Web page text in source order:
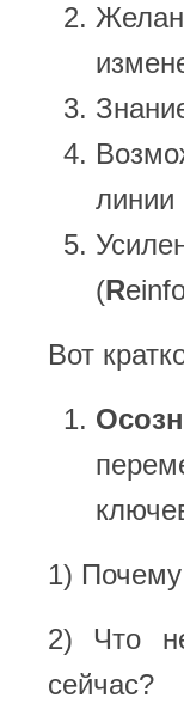
линии
(R
Вот
Оc
1)
2) Что
сейчас?